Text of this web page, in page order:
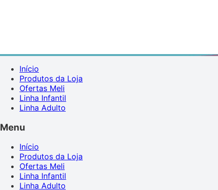
Início
Produtos da Loja
Ofertas Meli
Linha Infantil
Linha Adulto
Menu
Início
Produtos da Loja
Ofertas Meli
Linha Infantil
Linha Adulto